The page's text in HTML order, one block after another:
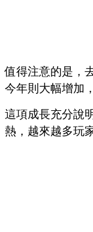
值得注意的是，
今年則大幅增加
這項成長充分說
熱，越來越多玩